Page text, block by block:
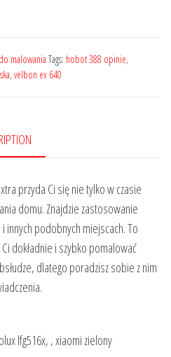
malowania Tags: hobot 388 opinie,
, velbon ex 640
przyda Ci się nie tylko w czasie
domu. Znajdzie zastosowanie
innych podobnych miejscach. To
dokładnie i szybko pomalować
dlatego poradzisz sobie z nim
lfg516x, , xiaomi zielony